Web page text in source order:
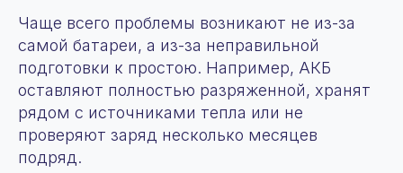
Чаще всего проблемы возникают не из-за
самой батареи, а из-за неправильной
подготовки к простою. Например, АКБ
оставляют полностью разряженной, хранят
рядом с источниками тепла или не
проверяют заряд несколько месяцев
подряд.